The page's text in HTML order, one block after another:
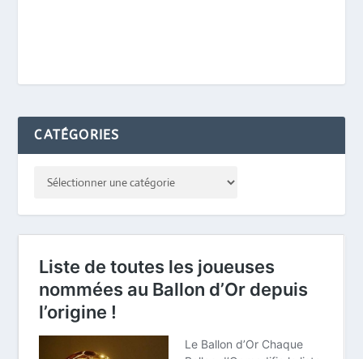
CATÉGORIES